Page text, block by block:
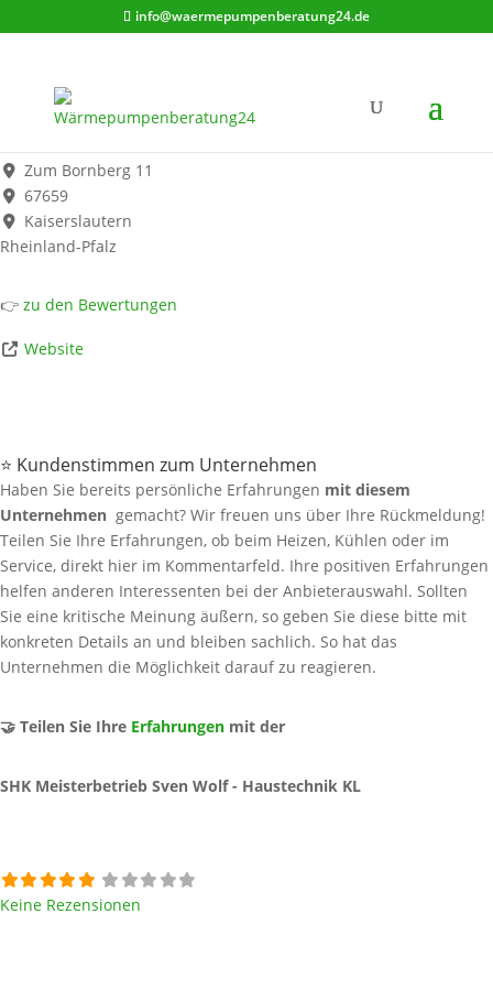
info@waermepumpenberatung24.de
SHK Meisterbetrieb Sven Wolf - Haustechnik KL
Werbung*
Zum Bornberg 11
67659
Kaiserslautern
Rheinland-Pfalz
👉 zu den Bewertungen
Website
⭐ Kundenstimmen zum Unternehmen
Haben Sie bereits persönliche Erfahrungen mit diesem
Unternehmen gemacht? Wir freuen uns über Ihre Rückmeldung!
Teilen Sie Ihre Erfahrungen, ob beim Heizen, Kühlen oder im
Service, direkt hier im Kommentarfeld. Ihre positiven Erfahrungen
helfen anderen Interessenten bei der Anbieterauswahl. Sollten
Sie eine kritische Meinung äußern, so geben Sie diese bitte mit
konkreten Details an und bleiben sachlich. So hat das
Unternehmen die Möglichkeit darauf zu reagieren.
🤝 Teilen Sie Ihre Erfahrungen mit der
SHK Meisterbetrieb Sven Wolf - Haustechnik KL
Keine Rezensionen